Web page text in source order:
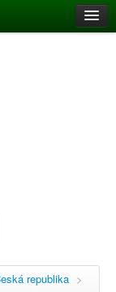
republika >